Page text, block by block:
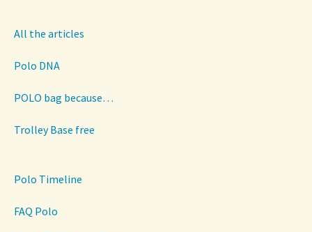
All the articles
Polo DNA
POLO bag because…
Trolley Base free
Polo Timeline
FAQ Polo